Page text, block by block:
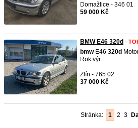
Domažlice - 346 01
59 000 Kč
BMW E46 320d -
bmwE46 320d
Rok výr ...
Zlín - 765 02
37 000 Kč
Stránka: 1 2 3